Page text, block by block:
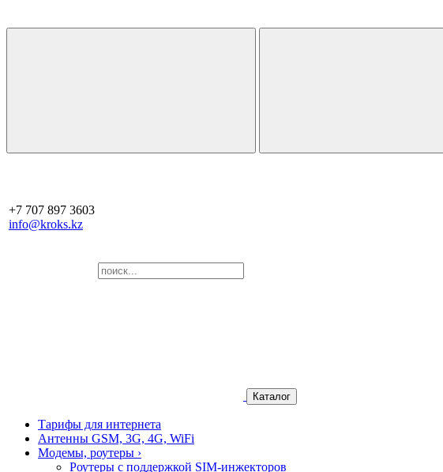
+7 707 897 3603
info@kroks.kz
Каталог
Тарифы для интернета
Антенны GSM, 3G, 4G, WiFi
Модемы, роутеры ›
Роутеры с поддержкой SIM-инжекторов